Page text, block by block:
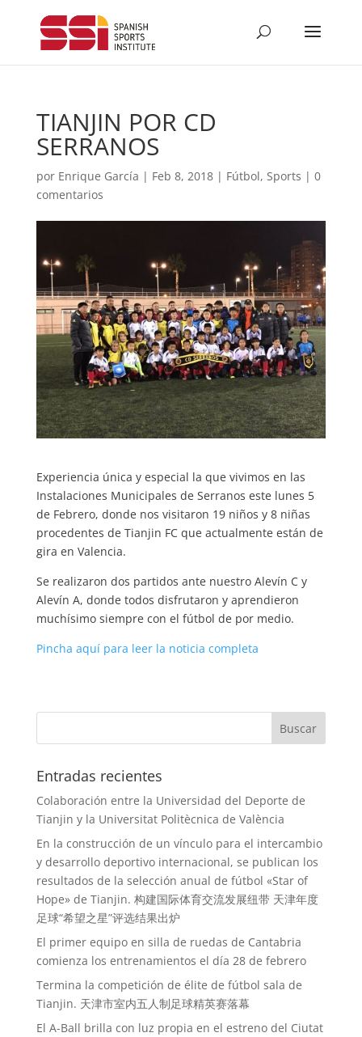
TIANJIN POR CD
SERRANOS
por Enrique García | Feb 8, 2018| Fútbol, Sports | 0
comentarios
Experiencia única y especial la que vivimos en las
Instalaciones Municipales de Serranos este lunes 5
de Febrero, donde nos visitaron 19 niños y 8 niñas
procedentes de Tianjin FC que actualmente están de
gira en Valencia.
Se realizaron dos partidos ante nuestro Alevín C y
Alevín A, donde todos disfrutaron y aprendieron
muchísimo siempre con el fútbol de por medio.
Pincha aquí para leer la noticia completa
Entradas recientes
Colaboración entre la Universidad del Deporte de
Tianjin y la Universitat Politècnica de València
En la construcción de un vínculo para el intercambio
y desarrollo deportivo internacional, se publican los
resultados de la selección anual de fútbol «Star of
Hope» de Tianjin. 构建国际体育交流发展纽带 天津年度
足球“希望之星”评选结果出炉
El primer equipo en silla de ruedas de Cantabria
comienza los entrenamientos el día 28 de febrero
Termina la competición de élite de fútbol sala de
Tianjin. 天津市室内五人制足球精英赛落幕
El A-Ball brilla con luz propia en el estreno del Ciutat